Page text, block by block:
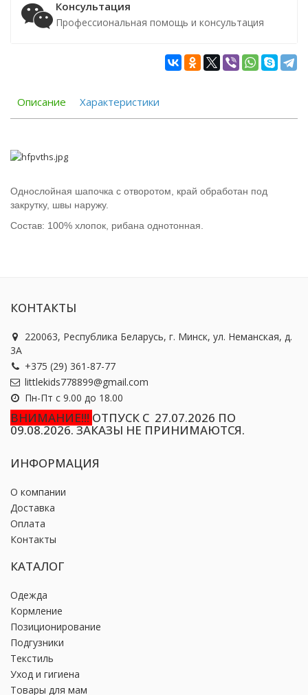
Консультация
Профессиональная помощь и консультация
Описание Характеристики
Однослойная шапочка с отворотом, край обработан под
закрутку, швы наружу.
Состав: 100% хлопок, рибана однотонная.
КОНТАКТЫ
220063, Республика Беларусь, г. Минск, ул. Неманская, д.
3А
+375 (29) 361-87-77
littlekids778899@gmail.com
Пн-Пт с 9.00 до 18.00
ВНИМАНИЕ!!! ОТПУСК С 27.07.2026 ПО
09.08.2026. ЗАКАЗЫ НЕ ПРИНИМАЮТСЯ.
ИНФОРМАЦИЯ
О компании
Доставка
Оплата
Контакты
КАТАЛОГ
Одежда
Кормление
Позиционирование
Подгузники
Текстиль
Уход и гигиена
Товары для мам